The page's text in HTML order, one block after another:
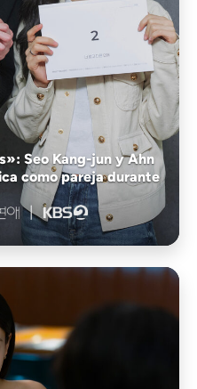
Seo Kang-jun y Ahn
como pareja durante